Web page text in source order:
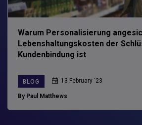
Warum Personalisierung
Lebenshaltungskosten der
Kundenbindung ist
BLOG 13 February ‘23
By Paul Matthews